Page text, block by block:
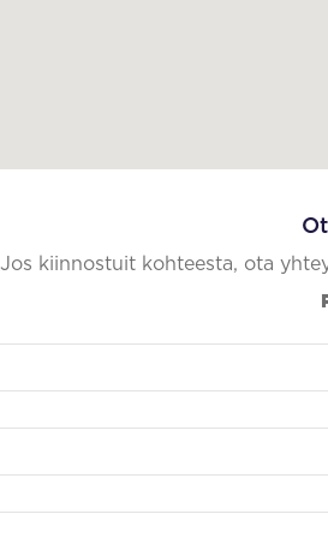
Jos kiinnostuit kohteesta, ota